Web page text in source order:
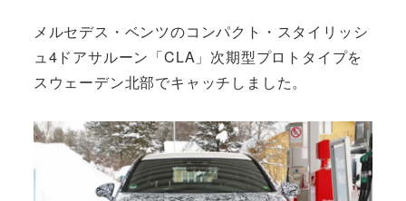
メルセデス・ベンツのコンパクト・スタイリッシ
ュ4ドアサルーン「CLA」次期型プロトタイプを
スウェーデン北部でキャッチしました。